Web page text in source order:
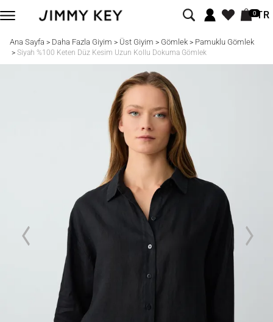
0TR
Ana Sayfa > Daha Fazla Giyim > Üst Giyim > Gömlek> Pamuklu Gömlek
> Siyah %100 Keten Düz Kesim Uzun Kollu Dokuma Gömlek